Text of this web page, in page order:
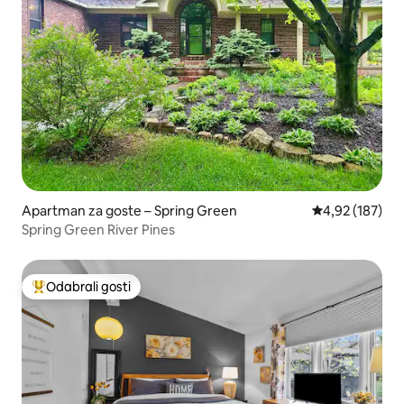
Apartman za goste – Spring Green Prosječna
4,92 (187)
Spring Green River Pines
Među najviše rangiranima s oznakom „Odabrali gosti”
Odabrali gosti